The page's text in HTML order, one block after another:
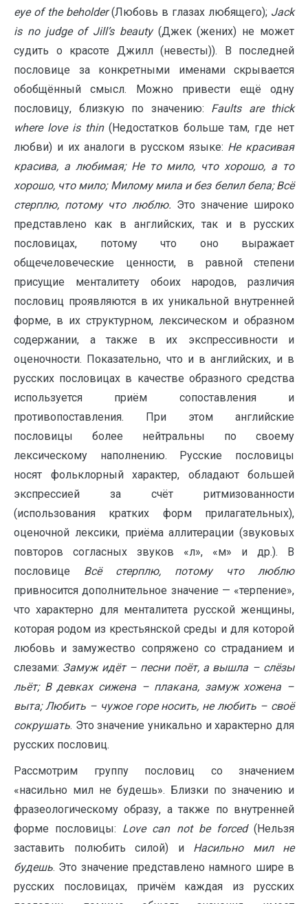
eye of the beholder(Любовь в глазах любящего); Jack
is no judge of Jill’s beauty(Джек (жених) не может
судить о красоте Джилл (невесты)). В последней
пословице за конкретными именами скрывается
обобщённый смысл. Можно привести ещё одну
пословицу, близкую по значению: Faults are
thick
where love is thin(Недостатков больше там, где нет
любви) и их аналоги в русском языке: Не красивая
красива, а любимая; Не то мило, что хорошо, а то
хорошо, что мило; Милому мила и без белил бела; Всё
стерплю, потому что люблю. Это значение широко
представлено как в английских, так и в русских
пословицах, потому что оно выражает
общечеловеческие ценности, в равной степени
присущие менталитету обоих народов, различия
пословиц проявляются в их уникальной внутренней
форме, в их структурном, лексическом и образном
содержании, а также в их экспрессивности и
оценочности. Показательно, что и в английских, и в
русских пословицах в качестве образного средства
используется приём сопоставления и
противопоставления. При этом английские
пословицы более нейтральны по своему
лексическому наполнению. Русские пословицы
носят фольклорный характер, обладают большей
экспрессией за счёт ритмизованности
(использования кратких форм прилагательных),
оценочной лексики, приёма аллитерации (звуковых
повторов согласных звуков «л», «м» и др.). В
пословице Всё стерплю, потому что люблю
привносится дополнительное значение — «терпение»,
что характерно для менталитета русской женщины,
которая родом из крестьянской среды и для которой
любовь и замужество сопряжено со страданием и
слезами: Замуж идёт – песни поёт, а вышла – слёзы
льёт; В девках сижена – плакана, замуж хожена –
выта; Любить – чужое горе носить, не любить – своё
сокрушать. Это значение уникально и характерно для
русских пословиц.
Рассмотрим группу пословиц со значением
«насильно мил не будешь». Близки по значению и
фразеологическому образу, а также по внутренней
форме пословицы: Loveсan not be forced(Нельзя
заставить полюбить силой) и Насильно мил не
будешь. Это значение представлено намного шире в
русских пословицах, причём каждая из русских